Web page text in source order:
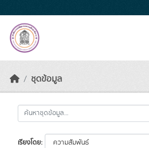
ชุดข้อมูล
เรียงโดย